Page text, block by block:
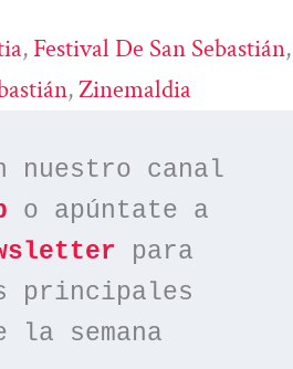
, Festival De San Sebastián
, Zinemaldia
nuestro canal
o apúntate a
para
principales
semana